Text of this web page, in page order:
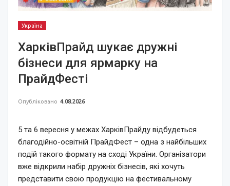
Україна
ХарківПрайд шукає дружні
бізнеси для ярмарку на
ПрайдФесті
Опубліковано 4.08.2026
5 та 6 вересня у межах ХарківПрайду відбудеться
благодійно-освітній ПрайдФест – одна з найбільших
подій такого формату на сході України. Організатори
вже відкрили набір дружніх бізнесів, які хочуть
представити свою продукцію на фестивальному